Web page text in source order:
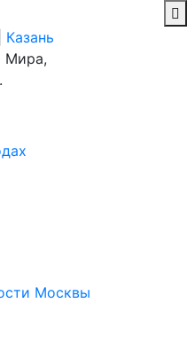
Казань
Мира,
Москвы